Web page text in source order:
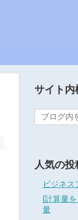
サイト内
人気の
ビジネス
[計算量
量